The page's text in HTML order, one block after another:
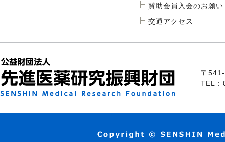
賛助会員入会のお願い
交通アクセス
〒
TEL